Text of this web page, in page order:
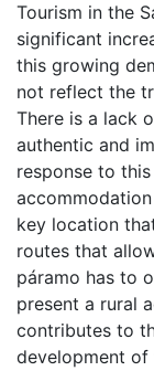
Tourism in the
significant
this growing
not reflect the
There is a lack
authentic and
response to
key location
routes that
páramo has to
present a rural
contributes to
development of